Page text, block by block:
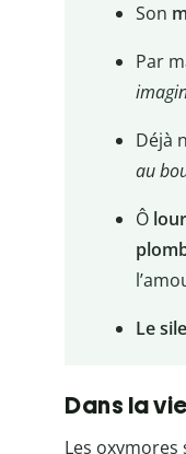
Son
Par
Déjà
au
Ô
Le
Dans la
Les oxymores